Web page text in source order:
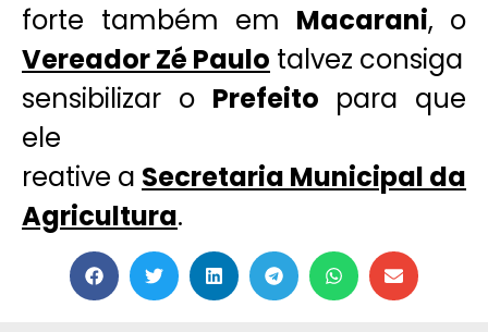
forte também em Macarani, o
Vereador Zé Paulo talvez consiga
sensibilizar o Prefeito para que
ele
reative a Secretaria Municipal da
Agricultura.